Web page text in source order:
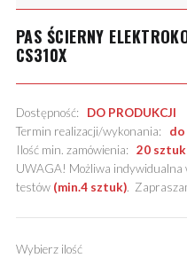
PAS ŚCIERNY
CS310X
Dostępność: DO PRODUKCJI
Termin realizacji/wykonania: do
Ilość min. zamówienia: 20
UWAGA! Możliwa indywidualna
testów (min.4 sztuk).
Wybierz ilość